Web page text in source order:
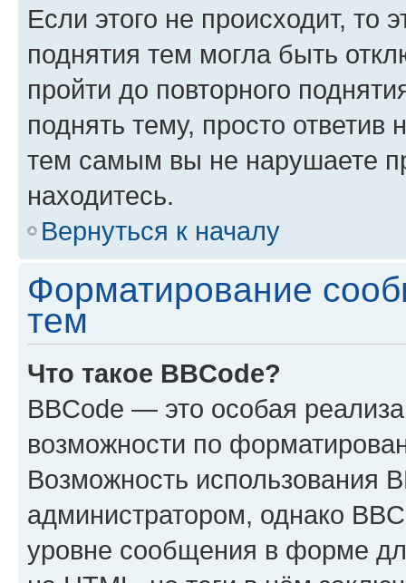
Если этого не происходит, то
поднятия тем могла быть
пройти до повторного
поднять тему, просто ответив
тем самым вы не нарушаете
находитесь.
Вернуться к началу
Форматирование
тем
Что такое BBCode?
BBCode — это особая
возможности по
Возможность использования
администратором, однако
уровне сообщения в форме